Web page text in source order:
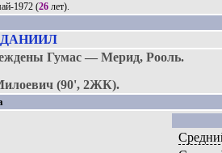
1972 (26 лет).
ДАНИИЛ
Гумас — Мерид, Рооль.
(90', 2ЖК).